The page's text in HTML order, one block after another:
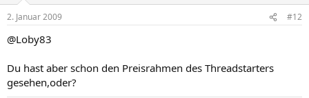
2. Januar 2009 #12
@Loby83
Du hast aber schon den Preisrahmen des Threadstarters
gesehen,oder?